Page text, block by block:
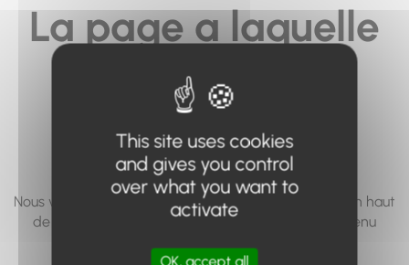
La page a laquelle
vous cherchez à
accéder n'existe
pas... ou plus.
Nous vous invitons à utiliser le moteur de recherche en haut
de page, ou à utiliser le menu pour trouver le contenu
This site uses cookies
and gives you control
over what you want to
activate
OK, accept all